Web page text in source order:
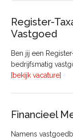
Register-
Vastgoed
Ben jij een
bedrijfsmatig
[bekijk vacature]
Financieel
Namens